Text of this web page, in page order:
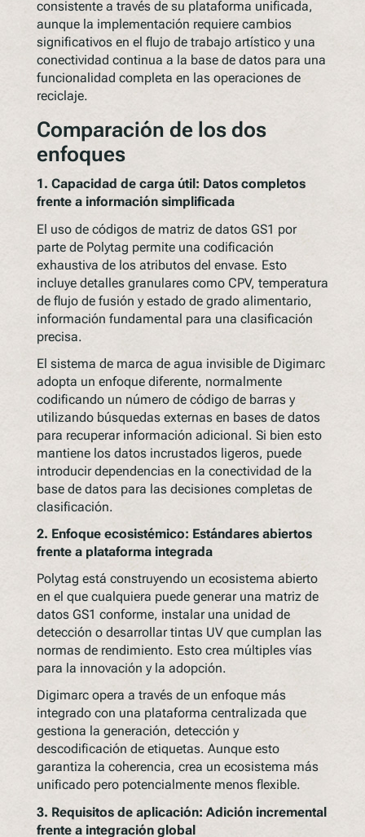
consistente a través de su plataforma unificada,
aunque la implementación requiere cambios
significativos en el flujo de trabajo artístico y una
conectividad continua a la base de datos para una
funcionalidad completa en las operaciones de
reciclaje.
Comparación de los dos
enfoques
1. Capacidad de carga útil: Datos completos
frente a información simplificada
El uso de códigos de matriz de datos GS1 por
parte de Polytag permite una codificación
exhaustiva de los atributos del envase. Esto
incluye detalles granulares como CPV, temperatura
de flujo de fusión y estado de grado alimentario,
información fundamental para una clasificación
precisa.
El sistema de marca de agua invisible de Digimarc
adopta un enfoque diferente, normalmente
codificando un número de código de barras y
utilizando búsquedas externas en bases de datos
para recuperar información adicional. Si bien esto
mantiene los datos incrustados ligeros, puede
introducir dependencias en la conectividad de la
base de datos para las decisiones completas de
clasificación.
2. Enfoque ecosistémico: Estándares abiertos
frente a plataforma integrada
Polytag está construyendo un ecosistema abierto
en el que cualquiera puede generar una matriz de
datos GS1 conforme, instalar una unidad de
detección o desarrollar tintas UV que cumplan las
normas de rendimiento. Esto crea múltiples vías
para la innovación y la adopción.
Digimarc opera a través de un enfoque más
integrado con una plataforma centralizada que
gestiona la generación, detección y
descodificación de etiquetas. Aunque esto
garantiza la coherencia, crea un ecosistema más
unificado pero potencialmente menos flexible.
3. Requisitos de aplicación: Adición incremental
frente a integración global